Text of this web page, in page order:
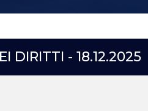
DIRITTI - 18.12.2025